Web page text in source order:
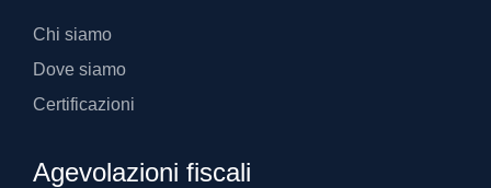
Chi siamo
Dove siamo
Certificazioni
Agevolazioni fiscali